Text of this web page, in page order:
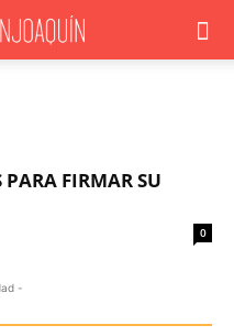
PARA FIRMAR SU
0
-